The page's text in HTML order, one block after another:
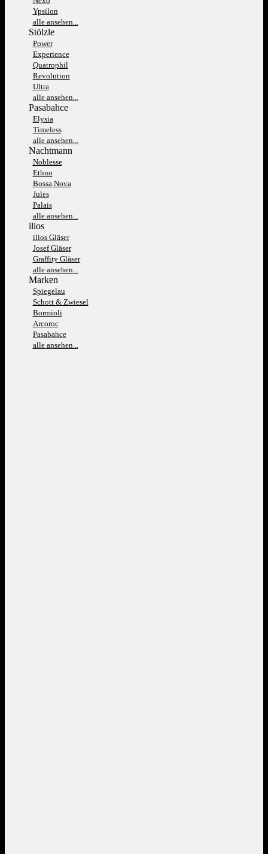
Ypsilon
alle ansehen...
Stölzle
Power
Experience
Quatrophil
Revolution
Ultra
alle ansehen...
Pasabahce
Elysia
Timeless
alle ansehen...
Nachtmann
Noblesse
Ethno
Bossa Nova
Jules
Palais
alle ansehen...
ilios
ilios Gläser
Josef Gläser
Graffity Gläser
alle ansehen...
Marken
Spiegelau
Schott & Zwiesel
Bormioli
Arcoroc
Pasabahce
alle ansehen...